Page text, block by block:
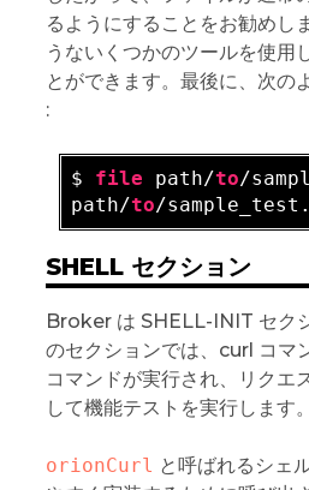
るようにすることをお勧めし
うないくつかのツールを使用
とができます。最後に、次の
:
$ file path/to/
path/to/
SHELL セクション
Broker は SHELL-INIT セク
のセクションでは、curl コマ
コマンドが実行され、リクエ
して機能テストを実行します。
orionCurl と呼ばれるシェ